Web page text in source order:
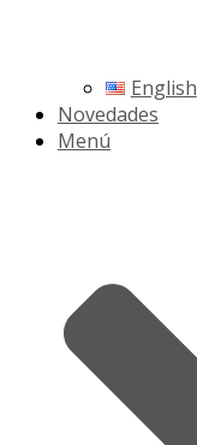
English
Novedades
Menú